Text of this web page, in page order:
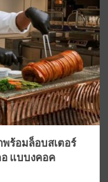
ร้อมล็อบสเตอร์
อ แบบงคอค